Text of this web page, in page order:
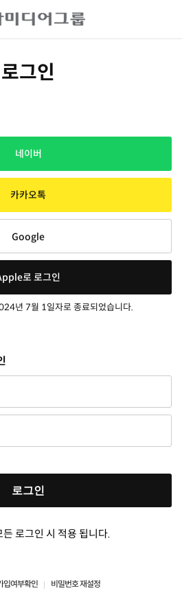
로그인
네이버
카카오톡
Google
로 로그인
년 7월 1일자로 종료되었습니다.
로그인
든 로그인 시 적용 됩니다.
입여부확인 비밀번호 재설정